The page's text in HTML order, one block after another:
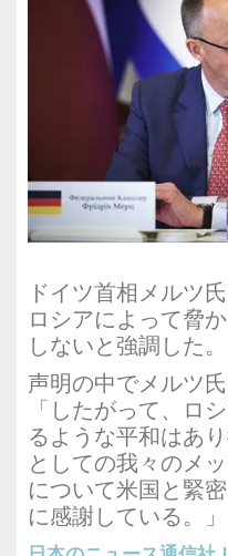
ドイツ首相メルツ
ロシアによって脅
しないと強調した。
声明の中でメルツ
「したがって、ロ
るような平和はあ
としての我々のメ
について米国と緊
に感謝している。」